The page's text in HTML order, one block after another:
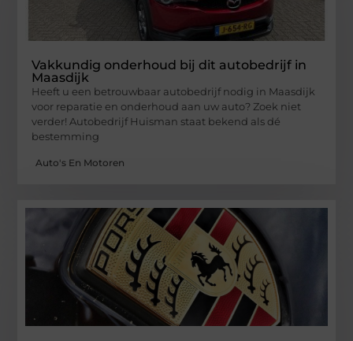
Vakkundig onderhoud bij dit autobedrijf in
Maasdijk
Heeft u een betrouwbaar autobedrijf nodig in Maasdijk
voor reparatie en onderhoud aan uw auto? Zoek niet
verder! Autobedrijf Huisman staat bekend als dé
bestemming
Auto's En Motoren